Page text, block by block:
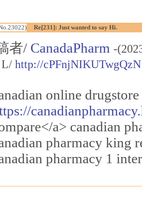
Re[231]: Just wanted to say Hi.
者/ CanadaPharm -
L/ http://cPFnjNIKUTwgQzN
online
a> canadian
pharmacy king
pharmacy 1